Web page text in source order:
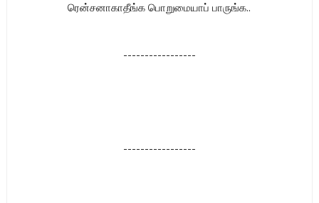
ரென்சனாகாதீங்க பொறுமையாப் பாருங்க..
-----------------
-----------------